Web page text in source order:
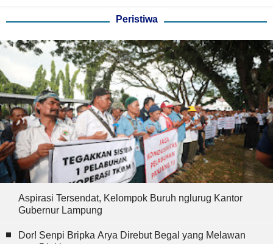
Peristiwa
Aspirasi Tersendat, Kelompok Buruh nglurug Kantor
Gubernur Lampung
Dor! Senpi Bripka Arya Direbut Begal yang Melawan